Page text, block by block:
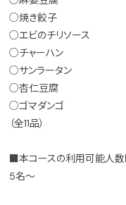
○焼き餃子
○エビのチリソース
○チャーハン
○サンラータン
○杏仁豆腐
○ゴマダンゴ
（全11品）
■本コースの利用可能人
5名～